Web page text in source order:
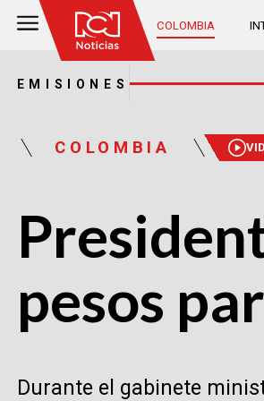
COLOMBIA
EMISIONES
COLOMBIA
pesos
Durante el gabinete